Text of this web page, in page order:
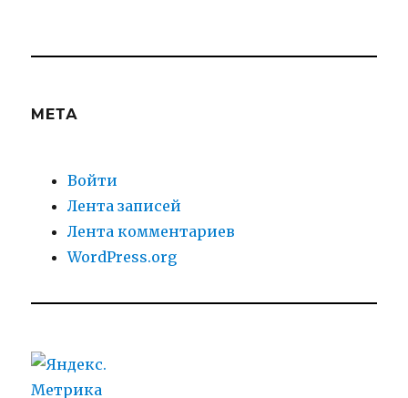
МЕТА
Войти
Лента записей
Лента комментариев
WordPress.org